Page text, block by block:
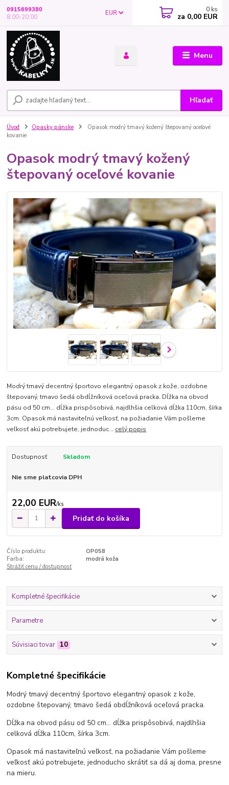
Menu
EUR
Hľadať
0915699380
8.00-20.00
0 ks
za 0,00 EUR
Úvod Opasky pánske
Opasok modrý tmavý kožený štepovaný oceľové
kovanie
Opasok modrý tmavý kožený
štepovaný oceľové kovanie
Modrý tmavý decentný športovo elegantný opasok z kože, ozdobne
štepovaný, tmavo šedá obdĺžníková oceľová pracka. Dĺžka na obvod
pásu od 50 cm... dĺžka prispôsobivá, najdlhšia celková dĺžka 110cm, šírka
3cm. Opasok má nastaviteľnú veľkosť, na požiadanie Vám pošleme
veľkosť akú potrebujete, jednoduc... celý popis
Dostupnosť Skladom
Nie sme platcovia DPH
22,00 EUR/ks
Pridať do košíka
Číslo produktu:
OP058
Farba:
modrá koža
Strážiť cenu / dostupnosť
Kompletné špecifikácie
Parametre
Súvisiaci tovar 10
Kompletné špecifikácie
Modrý tmavý decentný športovo elegantný opasok z kože,
ozdobne štepovaný, tmavo šedá obdĺžníková oceľová pracka.
Dĺžka na obvod pásu od 50 cm... dĺžka prispôsobivá, najdlhšia
celková dĺžka 110cm, šírka 3cm.
Opasok má nastaviteľnú veľkosť, na požiadanie Vám pošleme
veľkosť akú potrebujete, jednoducho skrátiť sa dá aj doma, presne
na mieru.